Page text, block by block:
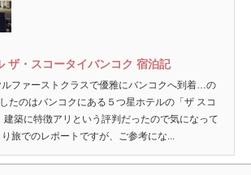
ザ・スコータイバンコク 宿泊記
ファーストクラスで優雅にバンコクへ到着…の
たのはバンコクにある５つ星ホテルの「ザ スコ
建築に特徴アリという評判だったので気になって
旅でのレポートですが、ご参考にな...